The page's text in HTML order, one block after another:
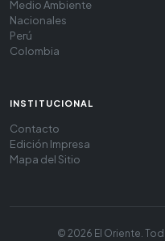
Medio Ambiente
Nacionales
Perú
Colombia
INSTITUCIONAL
Contacto
Edición Impresa
Mapa del Sitio
© 2026 El Oriente.